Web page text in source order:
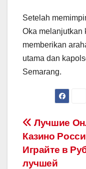
Setelah
Oka melanjutkan
memberikan
utama dan
Semarang.
Post
Лучшие
Казино
Играйте в
лучшей